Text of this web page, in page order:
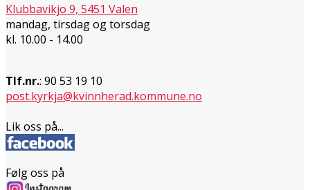
Klubbavikjo 9, 5451 Valen
mandag, tirsdag og torsdag
kl. 10.00 - 14.00
Tlf.nr.: 90 53 19 10
post.kyrkja@kvinnherad.kommune.no
Lik oss på...
Følg oss på